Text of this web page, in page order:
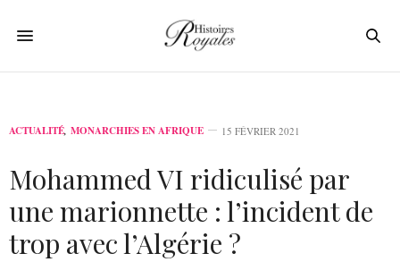
ACTUALITÉ, MONARCHIES EN AFRIQUE 15 FÉVRIER 2021
Mohammed VI ridiculisé par
une marionnette : l’incident de
trop avec l’Algérie ?